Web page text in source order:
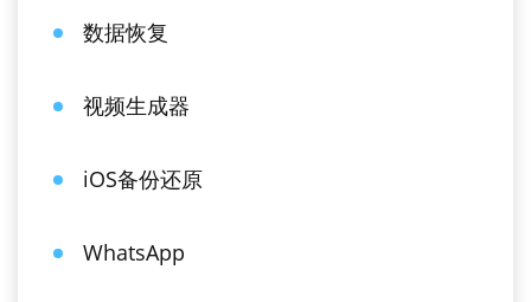
数据恢复
视频生成器
iOS备份还原
WhatsApp